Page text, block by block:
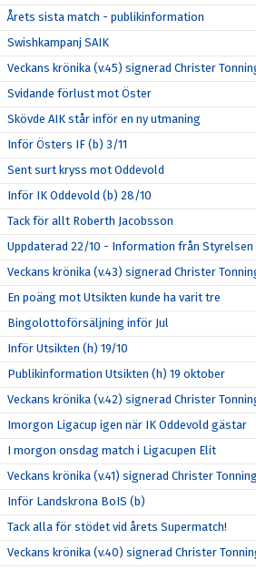
Årets sista match - publikinformation
Swishkampanj SAIK
Veckans krönika (v.45) signerad Christer
Svidande förlust mot Öster
Skövde AIK står inför en ny utmaning
Inför Östers IF (b) 3/11
Sent surt kryss mot Oddevold
Inför IK Oddevold (b) 28/10
Tack för allt Roberth Jacobsson
Uppdaterad 22/10 - Information från Styrelsen
Veckans krönika (v.43) signerad Christer
En poäng mot Utsikten kunde ha varit tre
Bingolottoförsäljning inför Jul
Inför Utsikten (h) 19/10
Publikinformation Utsikten (h) 19 oktober
Veckans krönika (v.42) signerad Christer
Imorgon Ligacup igen när IK Oddevold gästar
I morgon onsdag match i Ligacupen Elit
Veckans krönika (v.41) signerad Christer
Inför Landskrona BoIS (b)
Tack alla för stödet vid årets Supermatch!
Veckans krönika (v.40) signerad Christer